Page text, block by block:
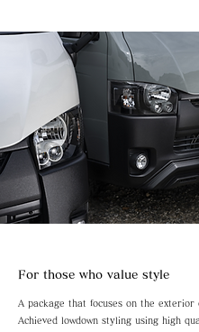
For those who value style
A package that focuses on the exterior
Achieved lowdown styling using high